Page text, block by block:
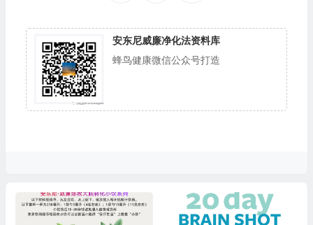
安东尼威廉净化法资料库
蜂鸟健康微信公众号打造